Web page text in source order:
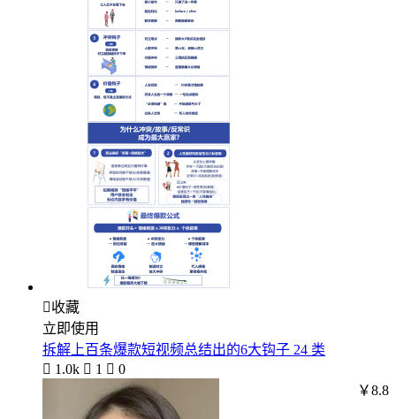
收藏
立即使用
拆解上百条爆款短视频总结出的6大钩子 24 类
 1.0k  1  0
￥8.8